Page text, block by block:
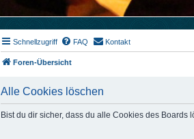
Schnellzugriff FAQ Kontakt
Foren-Übersicht
Alle Cookies löschen
Bist du dir sicher, dass du alle Cookies des Boards